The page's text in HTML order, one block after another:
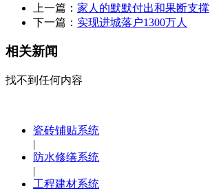
上一篇： 家人的默默付出和果断支撑
下一篇： 实现进城落户1300万人
相关新闻
找不到任何内容
瓷砖铺贴系统
|
防水修缮系统
|
工程建材系统